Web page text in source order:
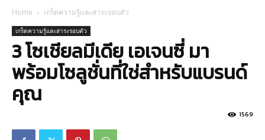
Home เกร็ดความรู้และสาระรอบตัว
เกร็ดความรู้และสาระรอบตัว
3 โซเชียลมีเดีย เอเจนซี่ มา
พร้อมโซลูชั่นที่ใช่สำหรับแบรนด์
คุณ
1569